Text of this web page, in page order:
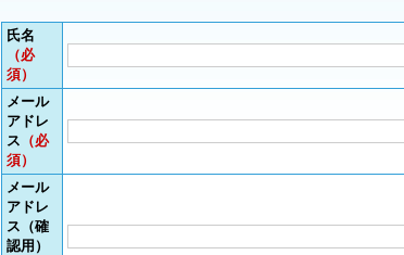
氏名
（必
須）
メール
アドレ
ス （必
須）
メール
アドレ
ス（確
認用）